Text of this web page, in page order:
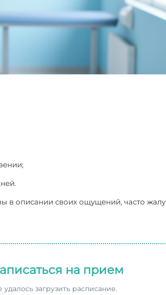
в описании своих ощущений, часто
на прием
удалось загрузить расписание.